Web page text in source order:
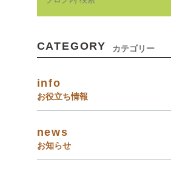
CATEGORY カテゴリー
info
お役立ち情報
news
お知らせ